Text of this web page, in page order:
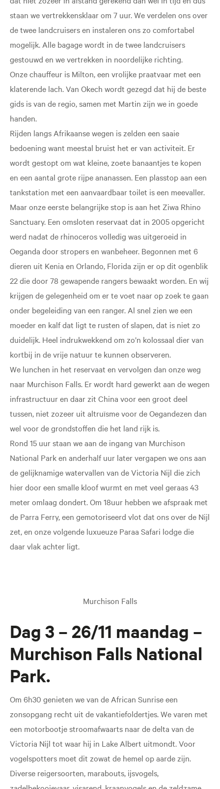
staan we vertrekkensklaar om 7 uur. We verdelen ons over
de twee landcruisers en instaleren ons zo comfortabel
mogelijk. Alle bagage wordt in de twee landcruisers
gestouwd en we vertrekken in noordelijke richting.
Onze chauffeur is Milton, een vrolijke praatvaar met een
klaterende lach. Van Okech wordt gezegd dat hij de beste
gids is van de regio, samen met Martin zijn we in goede
handen.
Rijden langs Afrikaanse wegen is zelden een saaie
bedoening want meestal bruist het er van activiteit. Er
wordt gestopt om wat kleine, zoete banaantjes te kopen
en een aantal grote rijpe ananassen. Een plasstop aan een
tankstation met een aanvaardbaar toilet is een meevaller.
Maar onze eerste belangrijke stop is aan het Ziwa Rhino
Sanctuary. Een omsloten reservaat dat in 2005 opgericht
werd nadat de rhinoceros volledig was uitgeroeid in
Oeganda door stropers en wanbeheer. Begonnen met 6
dieren uit Kenia en Orlando, Florida zijn er op dit ogenblik
22 die door 78 gewapende rangers bewaakt worden. En wij
krijgen de gelegenheid om er te voet naar op zoek te gaan
onder begeleiding van een ranger. Al snel zien we een
moeder en kalf dat ligt te rusten of slapen, dat is niet zo
duidelijk. Heel indrukwekkend om zo’n kolossaal dier van
kortbij in de vrije natuur te kunnen observeren.
We lunchen in het reservaat en vervolgen dan onze weg
naar Murchison Falls. Er wordt hard gewerkt aan de wegen
infrastructuur en daar zit China voor een groot deel
tussen, niet zozeer uit altruïsme voor de Oegandezen dan
wel voor de grondstoffen die het land rijk is.
Rond 15 uur staan we aan de ingang van Murchison
National Park en anderhalf uur later vergapen we ons aan
de gelijknamige watervallen van de Victoria Nijl die zich
hier door een smalle kloof wurmt en met veel geraas 43
meter omlaag dondert. Om 18uur hebben we afspraak met
de Parra Ferry, een gemotoriseerd vlot dat ons over de Nijl
zet, en onze volgende luxueuze Paraa Safari lodge die
daar vlak achter ligt.
Murchison Falls
Dag 3 – 26/11 maandag –
Murchison Falls National
Park.
Om 6h30 genieten we van de African Sunrise een
zonsopgang recht uit de vakantiefoldertjes. We varen met
een motorbootje stroomafwaarts naar de delta van de
Victoria Nijl tot waar hij in Lake Albert uitmondt. Voor
vogelspotters moet dit zowat de hemel op aarde zijn.
Diverse reigersoorten, marabouts, ijsvogels,